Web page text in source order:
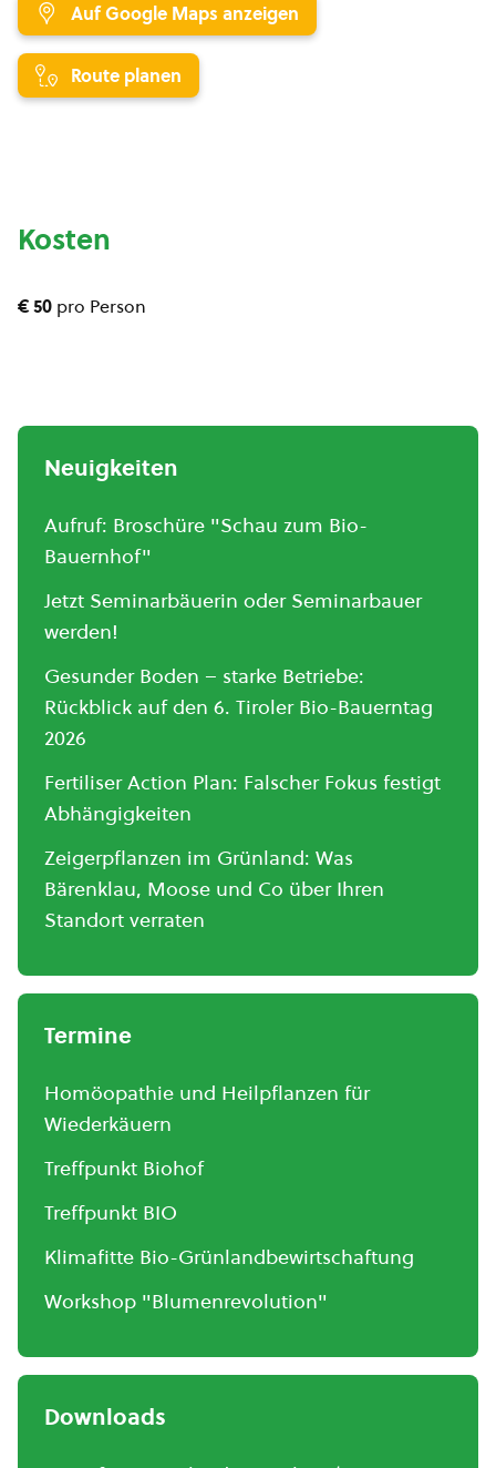
Auf Google Maps anzeigen
Route planen
Kosten
€ 50 pro Person
Neuigkeiten
Aufruf: Broschüre "Schau zum Bio-
Bauernhof"
Jetzt Seminarbäuerin oder Seminarbauer
werden!
Gesunder Boden – starke Betriebe:
Rückblick auf den 6. Tiroler Bio-Bauerntag
2026
Fertiliser Action Plan: Falscher Fokus festigt
Abhängigkeiten
Zeigerpflanzen im Grünland: Was
Bärenklau, Moose und Co über Ihren
Standort verraten
Termine
Homöopathie und Heilpflanzen für
Wiederkäuern
Treffpunkt Biohof
Treffpunkt BIO
Klimafitte Bio-Grünlandbewirtschaftung
Workshop "Blumenrevolution"
Downloads